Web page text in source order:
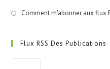
Comment m'abonner aux flux
Flux RSS Des Publications